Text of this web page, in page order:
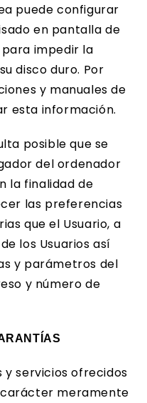
puede configurar
en pantalla de
impedir la
disco duro. Por
y manuales de
esta información.
posible que se
del ordenador
la finalidad de
las preferencias
que el Usuario, a
los Usuarios así
y parámetros del
y número de
y servicios ofrecidos
meramente